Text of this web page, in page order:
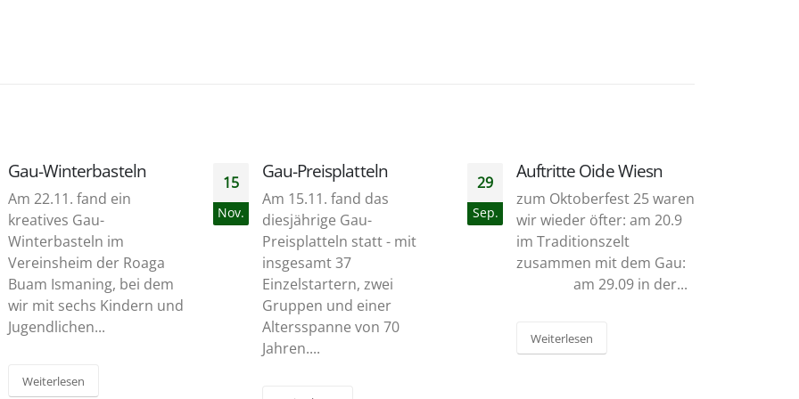
15
Nov.
Gau-Preisplatteln
Am 15.11. fand das
diesjährige Gau-
Preisplatteln statt - mit
insgesamt 37
Einzelstartern, zwei
Gruppen und einer
Altersspanne von 70
29
Sep.
Auftritte Oide Wiesn
zum Oktoberfest 25 waren
wir wieder öfter: am 20.9
im Traditionszelt
zusammen mit dem Gau:
am 29.09 in der...
18
Sep.
Flughafen München
Am 18.09. durften wir
gemeinsam mit unserem
Gauverband einen
besonderen Auftritt am
Flughafen München